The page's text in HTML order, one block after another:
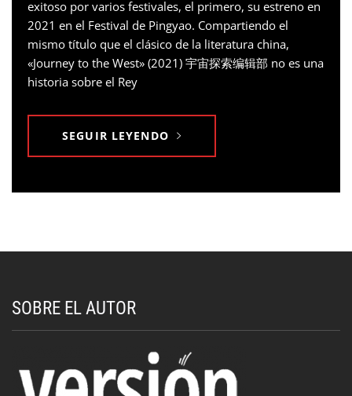
exitoso por varios festivales, el primero, su estreno en
2021 en el Festival de Pingyao. Compartiendo el
mismo título que el clásico de la literatura china,
«Journey to the West» (2021) 宇宙探索编辑部 no es una
historia sobre el Rey
SEGUIR LEYENDO
SOBRE EL AUTOR